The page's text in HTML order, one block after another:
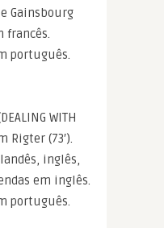
Gainsbourg
francês.
português.
WITH
Rigter (73′).
inglês,
em inglês.
português.